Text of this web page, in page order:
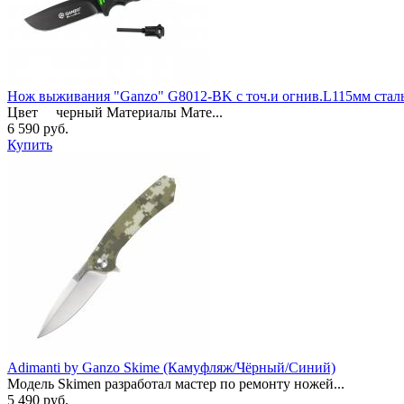
Нож выживания "Ganzo" G8012-BK с точ.и огнив.L115мм
Цвет черный Материалы Мате...
6 590 руб.
Купить
Adimanti by Ganzo Skime (Камуфляж/Чёрный/Синий)
Модель Skimen разработал мастер по ремонту ножей...
5 490 руб.